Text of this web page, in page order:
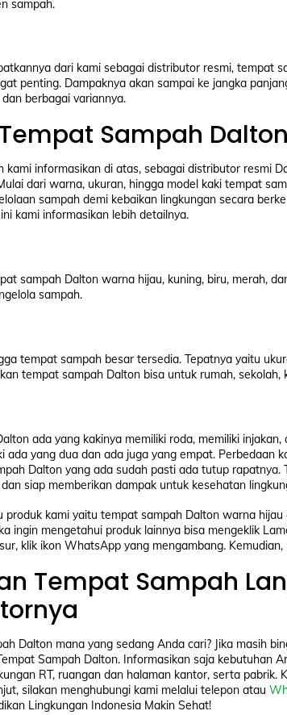
sampah.
dari kami sebagai distributor resmi, tempat
penting. Dampaknya akan sampai ke jangka
berbagai variannya.
Sampah Dalton
kami informasikan di atas, sebagai distributor resmi
dari warna, ukuran, hingga model kaki tempat
sampah demi kebaikan lingkungan secara
kami informasikan lebih detailnya.
sampah Dalton warna hijau, kuning, biru, merah,
sampah.
tempat sampah besar tersedia. Tepatnya yaitu
tempat sampah Dalton bisa untuk rumah,
ada yang kakinya memiliki roda, memiliki
ada yang dua dan ada juga yang empat. Perbedaan
Dalton yang ada sudah pasti ada tutup
siap memberikan dampak untuk kesehatan
produk kami yaitu tempat sampah Dalton warna
ingin mengetahui produk lainnya bisa mengeklik
klik ikon WhatsApp yang mengambang.
Tempat Sampah
Dalton mana yang sedang Anda cari? Jika masih
Sampah Dalton. Informasikan saja kebutuhan
RT, ruangan dan halaman kantor, serta pabrik.
silakan menghubungi kami melalui telepon atau
Lingkungan Indonesia Makin Sehat!